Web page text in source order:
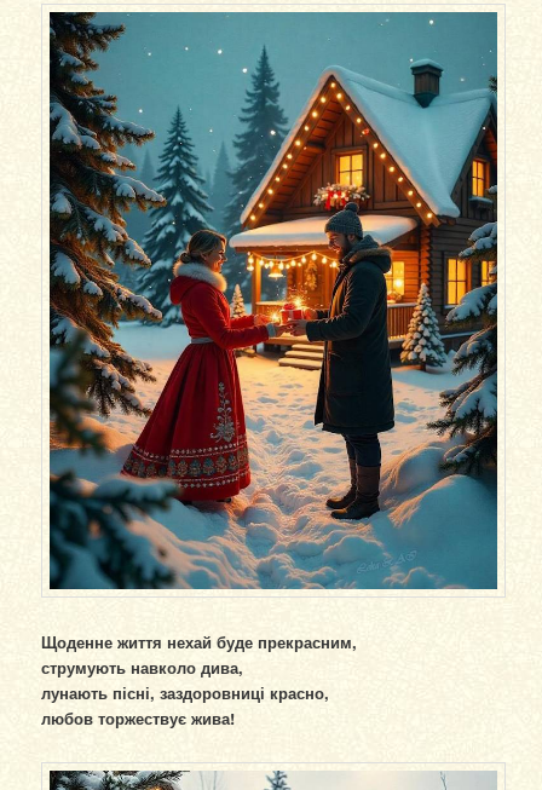
Щоденне життя нехай буде прекрасним,
струмують навколо дива,
лунають пісні, заздоровниці красно,
любов торжествує жива!